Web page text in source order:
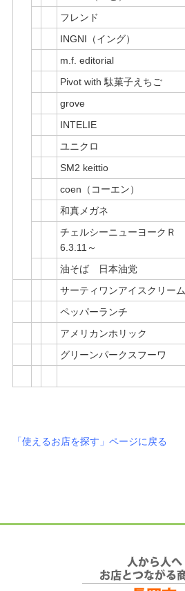
フレンド
INGNI（イング）
m.f. editorial
Pivot with 駄菓子えちご
grove
INTELIE
ユニクロ
SM2 keittio
coen（コーエン）
和真メガネ
チェルシーニューヨークＲ
6.3.11～
油そば 日本油党
サーティワンアイスクリーム
ペッパーランチ
アメリカンホリック
グリーンパークスフーワ
「使えるお店を探す」ページに戻る